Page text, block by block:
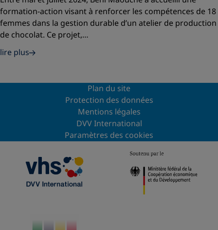
formation-action visant à renforcer les compétences de 18
femmes dans la gestion durable d’un atelier de production
de chocolat. Ce projet,…
lire plus
Plan du site
Protection des données
Mentions légales
DVV International
Paramètres des cookies